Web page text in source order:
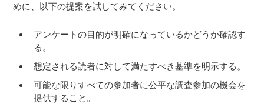
めに、以下の提案を試してみてください。
アンケートの目的が明確になっているかどうか確認す
る。
想定される読者に対して満たすべき基準を明示する。
可能な限りすべての参加者に公平な調査参加の機会を
提供すること。